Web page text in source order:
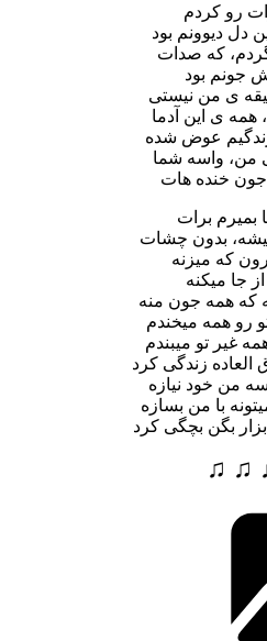
رو کردم
دل دیوونم بود
که صدات
جونم بود
ی من نیستی
همه ی این آدما
عوض شده
من، واسه شما
خنده هات
بمیرم برات
بدون چشات
که میزنه
جا میکنه
که همه جون منه
رو همه میخندم
غیر تو میبندم
العاده زندگی کرد
من خود نیازه
با من بسازه
بگن بچگی کرد
♫ ♫